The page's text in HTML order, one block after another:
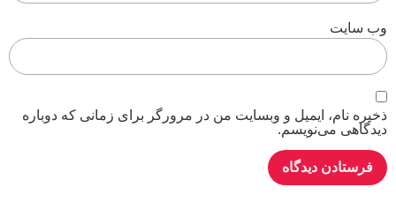
وب‌ سایت
ذخیره نام، ایمیل و وبسایت من در مرورگر برای زمانی که دوباره
دیدگاهی می‌نویسم.